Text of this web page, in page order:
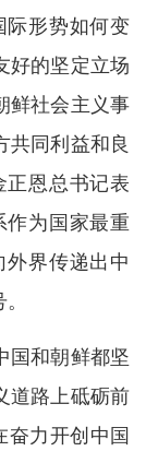
际形势如何变
好的坚定立场
鲜社会主义事
共同利益和良
正恩总书记表
作为国家最重
外界传递出中
国和朝鲜都坚
道路上砥砺前
奋力开创中国